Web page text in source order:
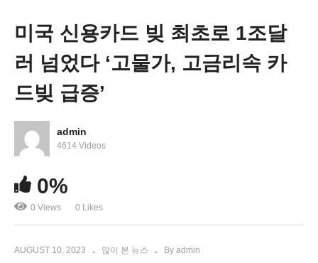
미국 젊은층 Z 세대 신용카드 빚 위험하다 ‘점유율
30%, 카드빚 52% 급증’
미국 신용카드 빚 최초로 1조달
러 넘었다 ‘고물가, 고금리속 카
드빚 급증’
admin
4614 Videos
0%
0 Views 0 Likes
AUGUST 10, 2023 많이 본 뉴스 By admin